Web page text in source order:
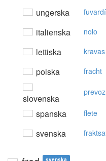
ungerska
italienska nolo
lettiska
polska fracht
slovenska
spanska flete
svenska